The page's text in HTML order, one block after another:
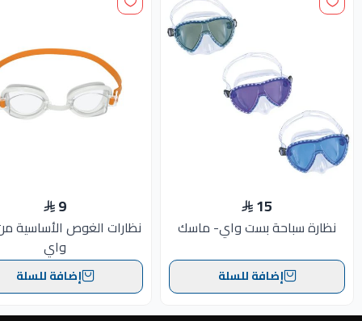
15
نظارة سباحة بست واي- ماسك
إضافة للسلة
9
نظارات الغوص الأساسية
واي
إضافة للسلة